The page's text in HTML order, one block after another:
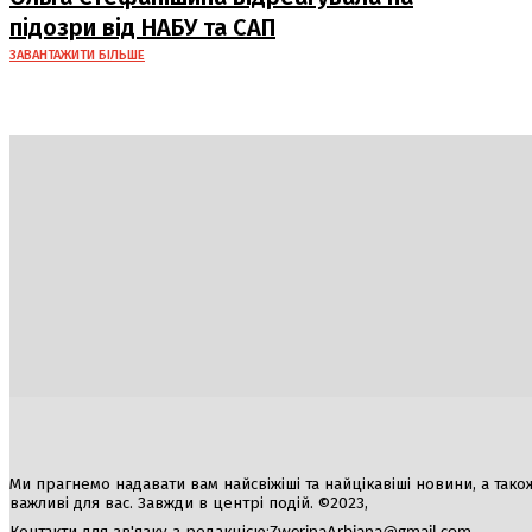
підозри від НАБУ та САП
ЗАВАНТАЖИТИ БІЛЬШЕ
Ми прагнемо надавати вам найсвіжіші та найцікавіші новини, а
важливі для вас. Завжди в центрі подій. ©2023,